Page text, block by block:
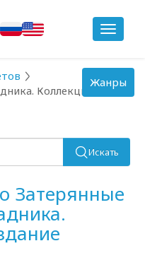
Toggle
Коллекционное
Искать
Затерянные
Toggle
navigation
Жанры